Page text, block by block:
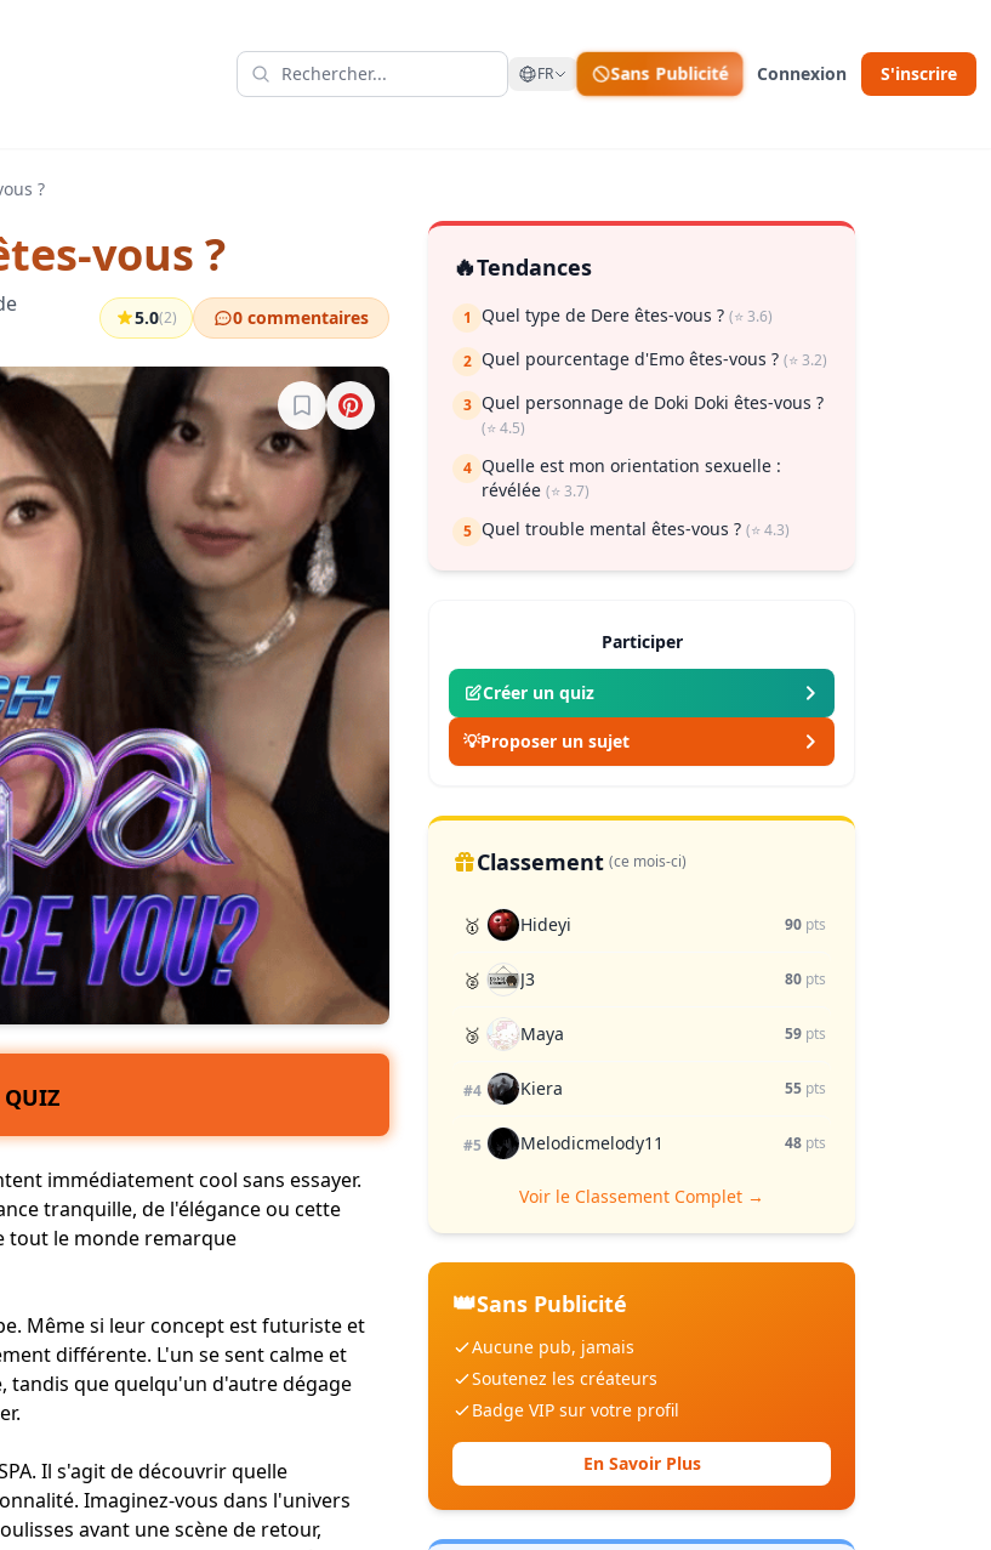
FR Sans Publicité Connexion S'inscrire
?
vous ?
5.0(2) 0 commentaires
Connectez-vous pour enregistrer
QUIZ
immédiatement cool sans essayer.
tranquille, de l'élégance ou cette
tout le monde remarque
Même si leur concept est futuriste et
différente. L'un se sent calme et
tandis que quelqu'un d'autre dégage
Il s'agit de découvrir quelle
. Imaginez-vous dans l'univers
avant une scène de retour,
🔥Tendances
1 Quel type de Dere êtes-vous ? (⭐ 3.6)
2 Quel pourcentage d'Emo êtes-vous ? (⭐ 3.2)
3 Quel personnage de Doki Doki êtes-vous ?
(⭐ 4.5)
4 Quelle est mon orientation sexuelle :
révélée (⭐ 3.7)
5 Quel trouble mental êtes-vous ? (⭐ 4.3)
Participer
Créer un quiz
💡Proposer un sujet
Classement (ce mois-ci)
🥇 Hideyi 90 pts
🥈 J3 80 pts
🥉 Maya 59 pts
#4 Kiera 55 pts
#5 Melodicmelody11 48 pts
Voir le Classement Complet →
👑Sans Publicité
Aucune pub, jamais
Soutenez les créateurs
Badge VIP sur votre profil
En Savoir Plus